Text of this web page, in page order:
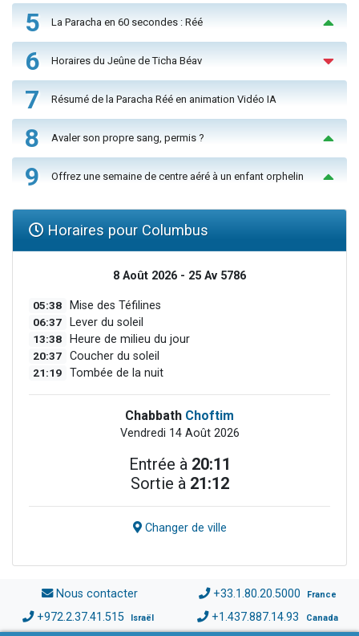
5 La Paracha en 60 secondes : Réé
6 Horaires du Jeûne de Ticha Béav
7 Résumé de la Paracha Réé en animation Vidéo IA
8 Avaler son propre sang, permis ?
9 Offrez une semaine de centre aéré à un enfant orphelin
Horaires pour Columbus
8 Août 2026 - 25 Av 5786
05:38 Mise des Téfilines
06:37 Lever du soleil
13:38 Heure de milieu du jour
20:37 Coucher du soleil
21:19 Tombée de la nuit
Chabbath Choftim
Vendredi 14 Août 2026
Entrée à 20:11
Sortie à 21:12
Changer de ville
Nous contacter +33.1.80.20.5000 France
+972.2.37.41.515 Israël +1.437.887.14.93 Canada